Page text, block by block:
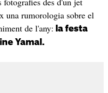
una rumorologia sobre el
de l'any: la festa
Yamal.